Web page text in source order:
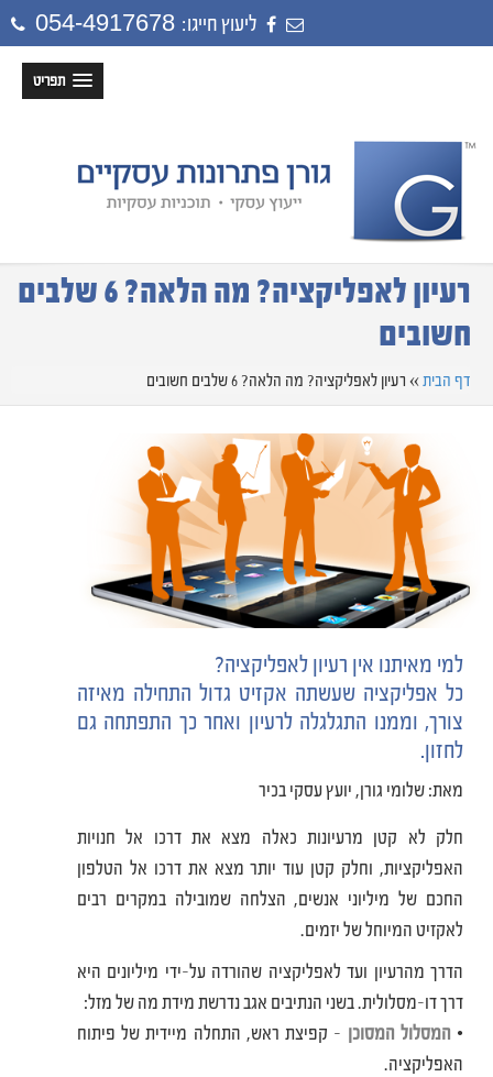
ליעוץ חייגו: 054-4917678
תפריט
רעיון לאפליקציה? מה הלאה? 6 שלבים
חשובים
דף הבית» רעיון לאפליקציה? מה הלאה? 6 שלבים חשובים
למי מאיתנו אין רעיון לאפליקציה?
כל אפליקציה שעשתה אקזיט גדול התחילה מאיזה
צורך, וממנו התגלגלה לרעיון ואחר כך התפתחה גם
לחזון.
מאת: שלומי גורן, יועץ עסקי בכיר
חלק לא קטן מרעיונות כאלה מצא את דרכו אל חנויות
האפליקציות, וחלק קטן עוד יותר מצא את דרכו אל הטלפון
החכם של מיליוני אנשים, הצלחה שמובילה במקרים רבים
לאקזיט המיוחל של יזמים.
הדרך מהרעיון ועד לאפליקציה שהורדה על-ידי מיליונים היא
דרך דו-מסלולית. בשני הנתיבים אגב נדרשת מידת מה של מזל:
• המסלול המסוכן – קפיצת ראש, התחלה מיידית של פיתוח
האפליקציה.